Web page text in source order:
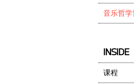
音乐哲学
INSIDE
课程